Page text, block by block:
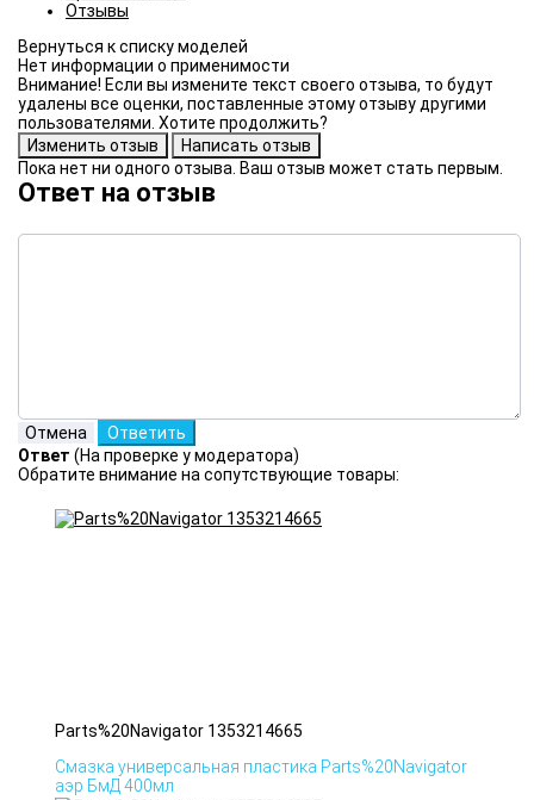
Отзывы
Нет информации о применимости
Внимание! Если вы измените текст своего отзыва, то будут
удалены все оценки, поставленные этому отзыву другими
пользователями. Хотите продолжить?
Пока нет ни одного отзыва. Ваш отзыв может стать первым.
Ответ на отзыв
Ответ (На проверке у модератора)
Обратите внимание на сопутствующие товары:
Parts%20Navigator 1353214665
Смазка универсальная пластика Parts%20Navigator
аэр БмД 400мл